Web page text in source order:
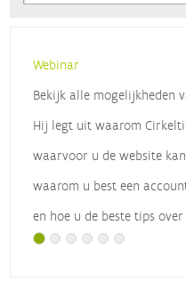
Webinar
Bekijk alle mogelijkheden
Hij legt uit waarom
waarvoor u de website
waarom u best een
en hoe u de beste tips